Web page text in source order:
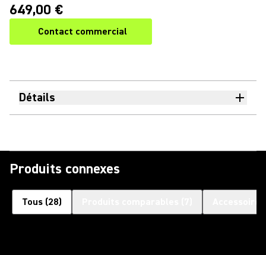
649,00 €
Contact commercial
Détails
Produits connexes
Tous (28)